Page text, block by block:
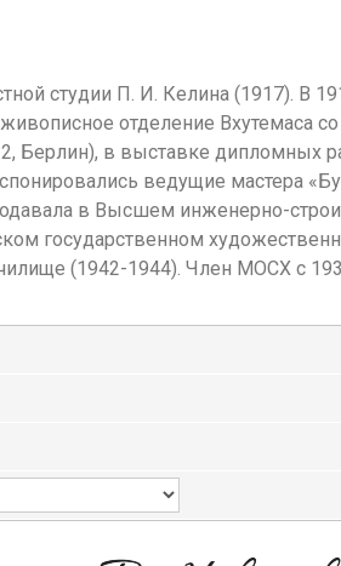
студии П. И. Келина (1917). В
отделение Вхутемаса
Берлин), в выставке дипломных
ведущие мастера
в Высшем инженерно-
государственном
(1942-1944). Член МОСХ с